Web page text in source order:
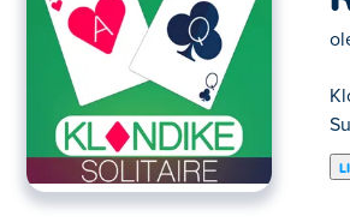
Di sini Anda dapat bermain Klondike